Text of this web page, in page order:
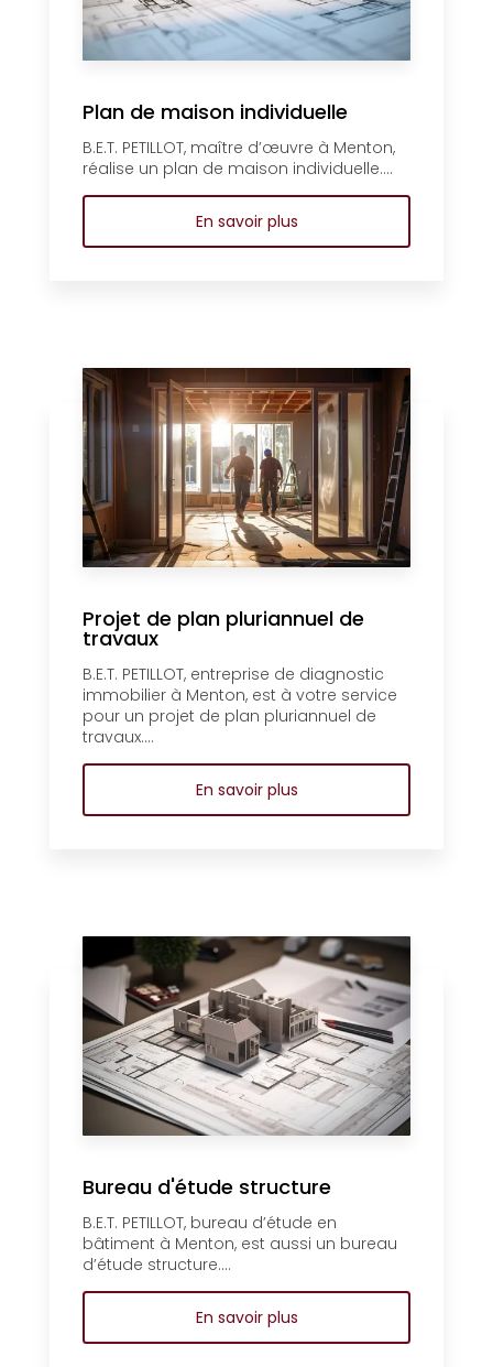
Plan de maison individuelle
B.E.T. PETILLOT, maître d’œuvre à Menton,
réalise un plan de maison individuelle....
En savoir plus
Projet de plan pluriannuel de
travaux
B.E.T. PETILLOT, entreprise de diagnostic
immobilier à Menton, est à votre service
pour un projet de plan pluriannuel de
travaux....
En savoir plus
Bureau d'étude structure
B.E.T. PETILLOT, bureau d’étude en
bâtiment à Menton, est aussi un bureau
d’étude structure....
En savoir plus